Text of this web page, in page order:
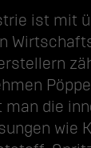
ist mit
man die
wie